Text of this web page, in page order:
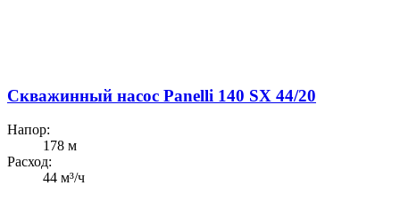
Скважинный насос Panelli 140 SX 44/20
Напор:
178 м
Расход:
44 м³/ч